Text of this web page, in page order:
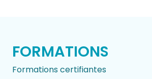
FORMATIONS
Formations certifiantes